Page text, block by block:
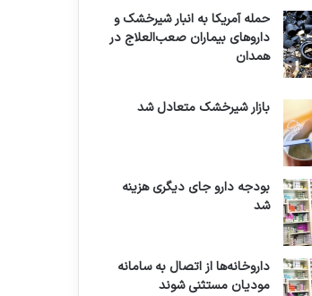
حمله آمریکا به انبار شیرخشک و
داروهای بیماران صعب‌العلاج در
همدان
بازار شیرخشک متعادل شد
بودجه دارو جای دیگری هزینه
شد
داروخانه‌ها از اتصال به سامانه
مودیان مستثنی شوند